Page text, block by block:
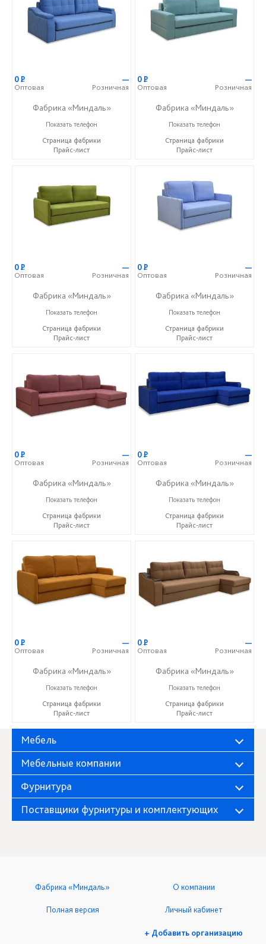
0Р
Оптовая
—
Розничная
Фабрика «Миндаль»
+7 (927) 630-62-82
Показать телефон
Страница фабрики
Прайс-лист
0Р
Оптовая
—
Розничная
Фабрика «Миндаль»
+7 (927) 630-62-82
Показать телефон
Страница фабрики
Прайс-лист
0Р
Оптовая
—
Розничная
Фабрика «Миндаль»
+7 (927) 630-62-82
Показать телефон
Страница фабрики
Прайс-лист
0Р
Оптовая
—
Розничная
Фабрика «Миндаль»
+7 (927) 630-62-82
Показать телефон
Страница фабрики
Прайс-лист
0Р
Оптовая
—
Розничная
Фабрика «Миндаль»
+7 (927) 630-62-82
Показать телефон
Страница фабрики
Прайс-лист
0Р
Оптовая
—
Розничная
Фабрика «Миндаль»
+7 (927) 630-62-82
Показать телефон
Страница фабрики
Прайс-лист
0Р
Оптовая
—
Розничная
Фабрика «Миндаль»
+7 (927) 630-62-82
Показать телефон
Страница фабрики
Прайс-лист
0Р
Оптовая
—
Розничная
Фабрика «Миндаль»
+7 (927) 630-62-82
Показать телефон
Страница фабрики
Прайс-лист
Мебель
Мебельные компании
Фурнитура
Поставщики фурнитуры и комплектующих
Фабрика «Миндаль» О компании
Полная версия Личный кабинет
+ Добавить организацию